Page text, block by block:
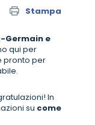
Stampa
Germain e
qui per
pronto per
In
su come